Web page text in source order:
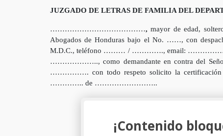
JUZGADO DE LETRAS DE FAMILIA DEL
…………………………………,mayor de edad,
Abogados de Honduras bajo el No. ……, con
M.D.C., teléfono ……… / …………., email: ………………
……………….., como demandante en contra del
……………. con todo respeto solicito la certificación
………….. de ……………………..
¡Contenido